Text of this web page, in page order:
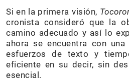
Si en la primera visión,
cronista consideró que la
camino adecuado y así lo
ahora se encuentra con una
esfuerzos de texto y
eficiente en su decir, sin
esencial.